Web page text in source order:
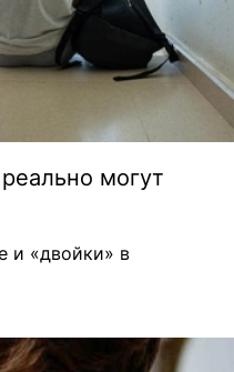
могут
и «двойки» в